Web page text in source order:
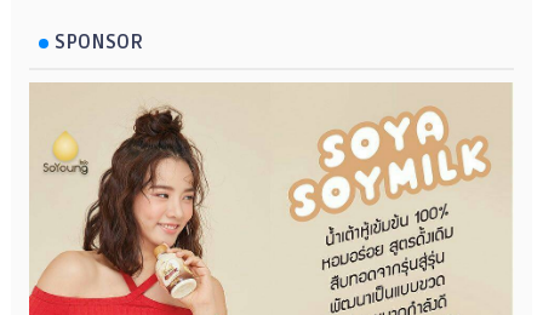
SPONSOR